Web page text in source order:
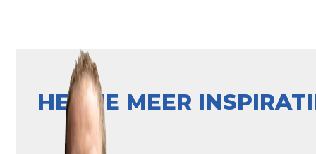
HEB JE MEER